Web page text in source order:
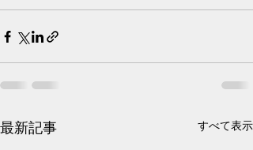
最新記事 すべて表示